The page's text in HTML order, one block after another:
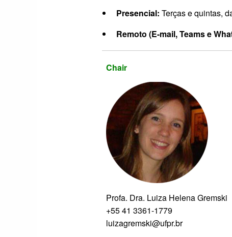
Presencial: Terças e quintas,
Remoto (E-mail, Teams e
Chair
Profa. Dra. Luiza Helena Gremski
+55 41 3361-1779
luizagremski@ufpr.br